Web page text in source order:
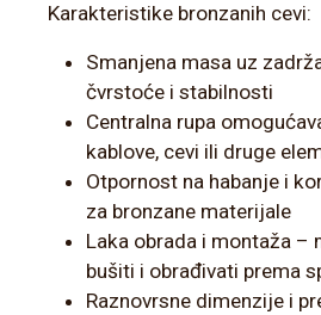
Karakteristike bronzanih cevi:
Smanjena masa uz
čvrstoće i stabilnosti
Centralna rupa
kablove, cevi ili druge
Otpornost na habanje i
za bronzane materijale
Laka obrada i montaža –
bušiti i obrađivati prema
Raznovrsne dimenzije i